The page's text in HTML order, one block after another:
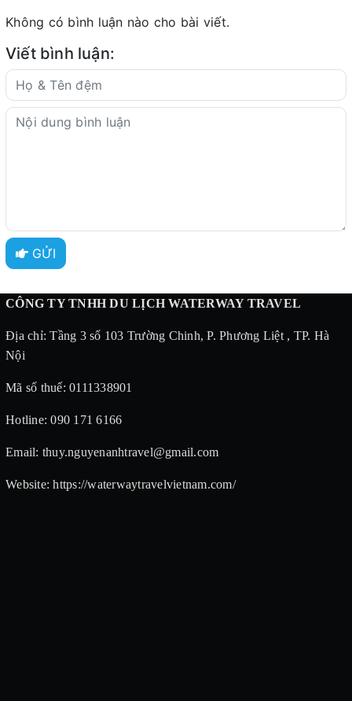
Không có bình luận nào cho bài viết.
Viết bình luận:
GỬI
CÔNG TY TNHH DU LỊCH WATERWAY TRAVEL
Địa chỉ: Tầng 3 số 103 Trường Chinh, P. Phương Liệt , TP. Hà
Nội
Mã số thuế: 0111338901
Hotline: 090 171 6166
Email: thuy.nguyenanhtravel@gmail.com
Website: https://waterwaytravelvietnam.com/